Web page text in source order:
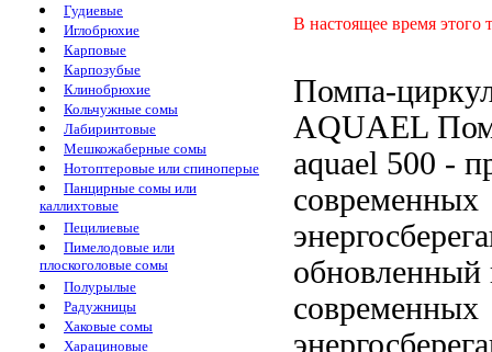
Гудиевые
Иглобрюхие
Карповые
Карпозубые
Клинобрюхие
Кольчужные сомы
Лабиринтовые
Мешкожаберные сомы
Нотоптеровые или спиноперые
Панцирные сомы или
каллихтовые
Пецилиевые
Пимелодовые или
плоскоголовые сомы
Полурылые
Радужницы
Хаковые сомы
Харациновые
В настоящее время этого
Помпа-
AQUAEL
aquael 500 -
современных
обновленный
современных